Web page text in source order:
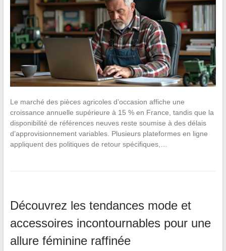
Le marché des pièces agricoles d’occasion affiche une
croissance annuelle supérieure à 15 % en France, tandis que la
disponibilité de références neuves reste soumise à des délais
d’approvisionnement variables. Plusieurs plateformes en ligne
appliquent des politiques de retour spécifiques,…
Découvrez les tendances mode et
accessoires incontournables pour une
allure féminine raffinée